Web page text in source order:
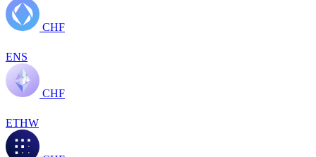
CHF
ENS
CHF
ETHW